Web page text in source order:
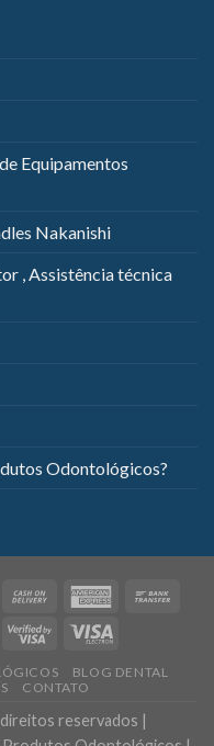
Equipamentos
Nakanishi
, Assistência técnica
Odontológicos?
BLOG DENTAL
CONTATO
reservados |